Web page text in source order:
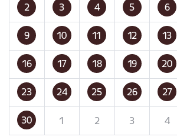
2 3 4 5 6
9 10 11 12 13
16 17 18 19 20
23 24 25 26 27
30 1 2 3 4